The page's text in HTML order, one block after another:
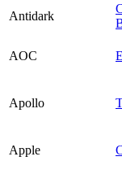
Antidark
AOC
Apollo
Apple